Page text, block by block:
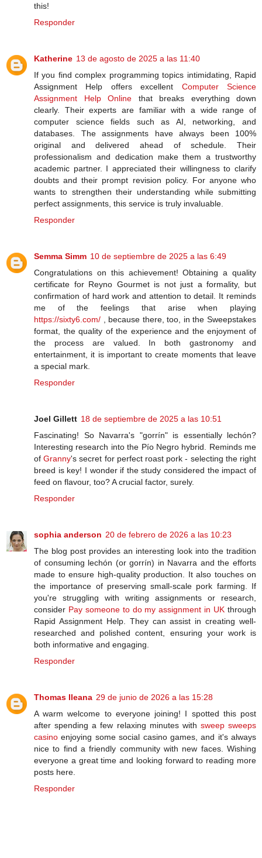
this!
Responder
Katherine 13 de agosto de 2025 a las 11:40
If you find complex programming topics intimidating, Rapid
Assignment Help offers excellent Computer Science
Assignment Help Online that breaks everything down
clearly. Their experts are familiar with a wide range of
computer science fields such as AI, networking, and
databases. The assignments have always been 100%
original and delivered ahead of schedule. Their
professionalism and dedication make them a trustworthy
academic partner. I appreciated their willingness to clarify
doubts and their prompt revision policy. For anyone who
wants to strengthen their understanding while submitting
perfect assignments, this service is truly invaluable.
Responder
Semma Simm 10 de septiembre de 2025 a las 6:49
Congratulations on this achievement! Obtaining a quality
certificate for Reyno Gourmet is not just a formality, but
confirmation of hard work and attention to detail. It reminds
me of the feelings that arise when playing
https://sixty6.com/ , because there, too, in the Sweepstakes
format, the quality of the experience and the enjoyment of
the process are valued. In both gastronomy and
entertainment, it is important to create moments that leave
a special mark.
Responder
Joel Gillett 18 de septiembre de 2025 a las 10:51
Fascinating! So Navarra's "gorrín" is essentially lechón?
Interesting research into the Pío Negro hybrid. Reminds me
ofGranny's secret for perfect roast pork - selecting the right
breed is key! I wonder if the study considered the impact of
feed on flavour, too? A crucial factor, surely.
Responder
sophia anderson 20 de febrero de 2026 a las 10:23
The blog post provides an interesting look into the tradition
of consuming lechón (or gorrín) in Navarra and the efforts
made to ensure high-quality production. It also touches on
the importance of preserving small-scale pork farming. If
you're struggling with writing assignments or research,
consider Pay someone to do my assignment in UK through
Rapid Assignment Help. They can assist in creating well-
researched and polished content, ensuring your work is
both informative and engaging.
Responder
Thomas Ileana 29 de junio de 2026 a las 15:28
A warm welcome to everyone joining! I spotted this post
after spending a few relaxing minutes with sweep sweeps
casino enjoying some social casino games, and it's always
nice to find a friendly community with new faces. Wishing
everyone a great time and looking forward to reading more
posts here.
Responder